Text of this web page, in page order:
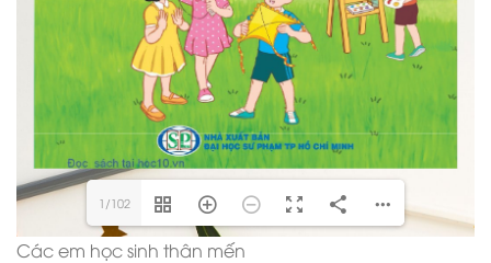
1/102
Các em học sinh thân mến